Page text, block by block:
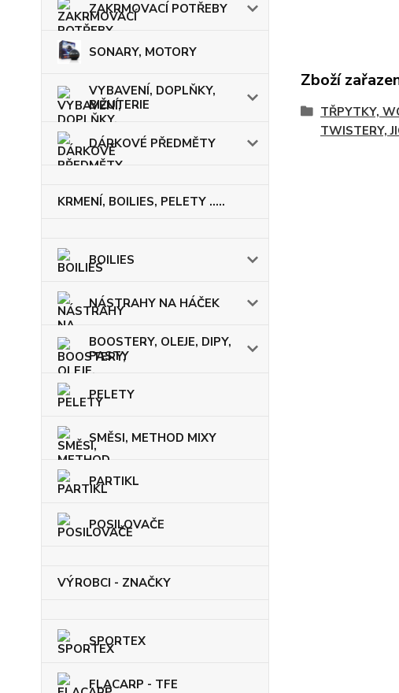
ZAKRMOVACÍ POTŘEBY
SONARY, MOTORY
VYBAVENÍ, DOPLŇKY,
BIŽUTERIE
DÁRKOVÉ PŘEDMĚTY
KRMENÍ, BOILIES, PELETY .....
BOILIES
NÁSTRAHY NA HÁČEK
BOOSTERY, OLEJE, DIPY,
PASTY
PELETY
SMĚSI, METHOD MIXY
PARTIKL
POSILOVAČE
VÝROBCI - ZNAČKY
SPORTEX
FLACARP - TFE
Zboží
TŘPYTKY,
TWISTERY,